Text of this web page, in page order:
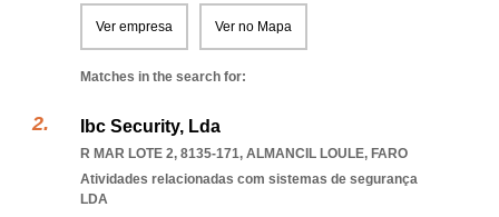
Ver empresa Ver no Mapa
Matches in the search for:
Ibc Security, Lda
R MAR LOTE 2, 8135-171, ALMANCIL LOULE, FARO
Atividades relacionadas com sistemas de segurança
LDA